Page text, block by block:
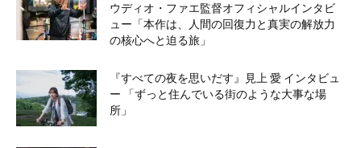
ウディオ・ファエ監督オフィシャルインタビ
ュー「本作は、人間の回復力と真実の解放力
の核心へと迫る旅」
『すべての夜を思いだす』見上 愛 インタビュ
ー 「ずっと住んでいる街のような大事な場
所」